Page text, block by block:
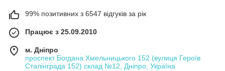
99% позитивних з 6547 відгуків за рік
Працює з 25.09.2010
м. Дніпро
проспект Богдана Хмельницького 152 (вулиця Героїв
Сталінграда 152) склад №12, Дніпро, Україна